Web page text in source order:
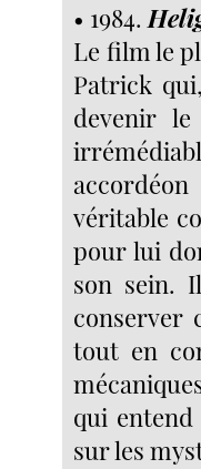
• 1984.
Le film le
Patrick
devenir
véritable
pour lui
son sein.
conserver
tout en
qui entend
sur les